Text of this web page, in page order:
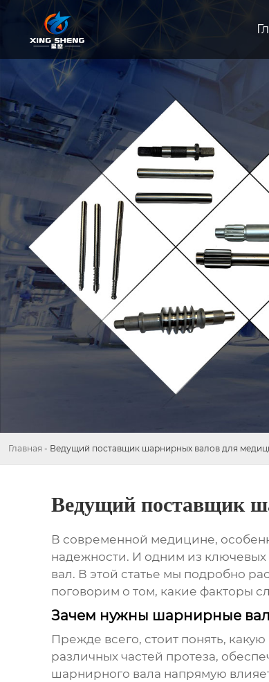
Главная - Ведущий поставщик шарнирных валов для
Ведущий поставщик
В современной медицине,
надежности. И одним из ключевых
вал. В этой статье мы подробно
поговорим о том, какие факторы
Зачем нужны шарнирные
Прежде всего, стоит понять,
различных частей протеза,
шарнирного вала напрямую